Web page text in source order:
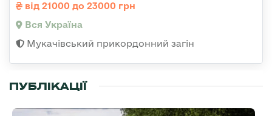
від 21000 до 23000 грн
Вся Україна
Мукачівський прикордонний загін
ПУБЛІКАЦІЇ